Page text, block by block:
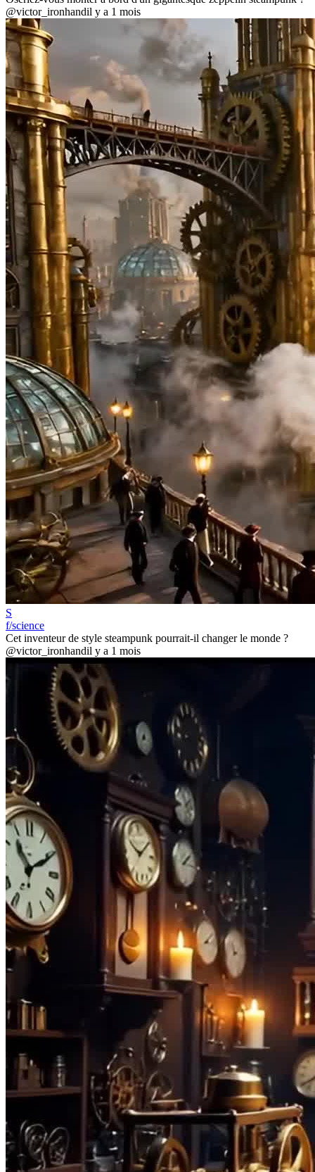
@victor_ironhandil y a 1 mois
S
f/science
Cet inventeur de style steampunk pourrait-il changer le monde ?
@victor_ironhandil y a 1 mois